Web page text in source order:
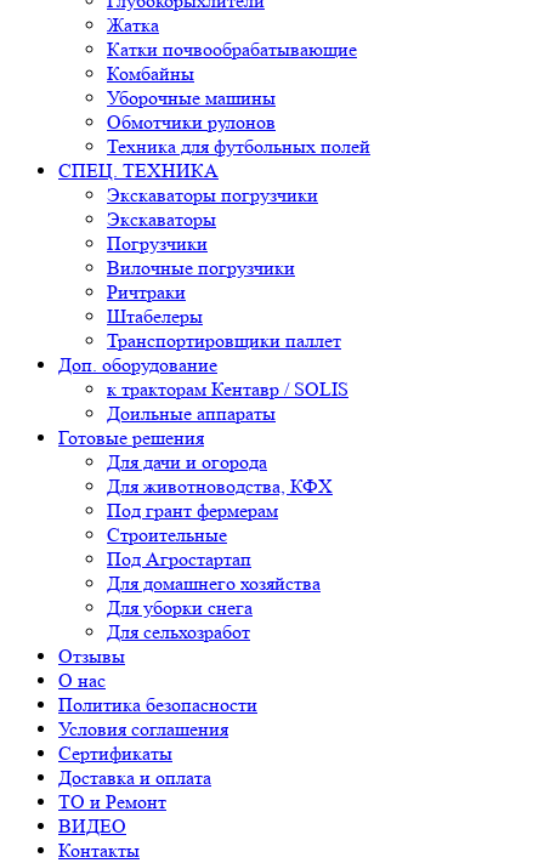
Жатка
Катки почвообрабатывающие
Комбайны
Уборочные машины
Обмотчики рулонов
Техника для футбольных полей
СПЕЦ. ТЕХНИКА
Экскаваторы погрузчики
Экскаваторы
Погрузчики
Вилочные погрузчики
Ричтраки
Штабелеры
Транспортировщики паллет
Доп. оборудование
к тракторам Кентавр / SOLIS
Доильные аппараты
Готовые решения
Для дачи и огорода
Для животноводства, КФХ
Под грант фермерам
Строительные
Под Агростартап
Для домашнего хозяйства
Для уборки снега
Для сельхозработ
Отзывы
О нас
Политика безопасности
Условия соглашения
Сертификаты
Доставка и оплата
ТО и Ремонт
ВИДЕО
Контакты